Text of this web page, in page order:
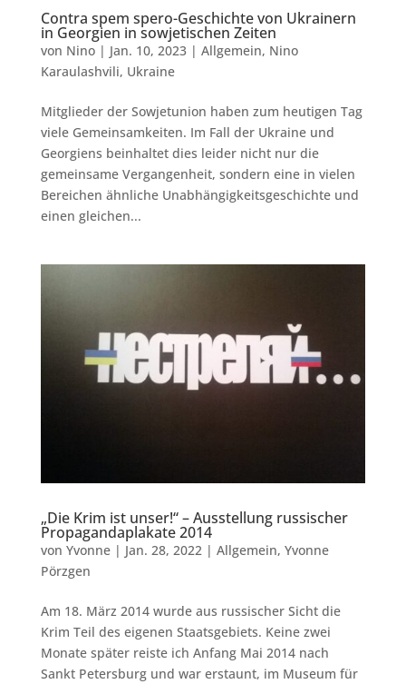
Contra spem spero-Geschichte von Ukrainern
in Georgien in sowjetischen Zeiten
von Nino| Jan. 10, 2023| Allgemein, Nino
Karaulashvili, Ukraine
Mitglieder der Sowjetunion haben zum heutigen Tag
viele Gemeinsamkeiten. Im Fall der Ukraine und
Georgiens beinhaltet dies leider nicht nur die
gemeinsame Vergangenheit, sondern eine in vielen
Bereichen ähnliche Unabhängigkeitsgeschichte und
einen gleichen...
„Die Krim ist unser!“ – Ausstellung russischer
Propagandaplakate 2014
von Yvonne| Jan. 28, 2022| Allgemein, Yvonne
Pörzgen
Am 18. März 2014 wurde aus russischer Sicht die
Krim Teil des eigenen Staatsgebiets. Keine zwei
Monate später reiste ich Anfang Mai 2014 nach
Sankt Petersburg und war erstaunt, im Museum für